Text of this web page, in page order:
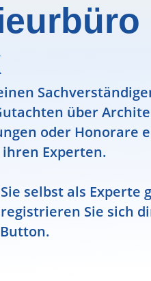
über
oder Honorare
Experten.
selbst als Experte
Sie sich